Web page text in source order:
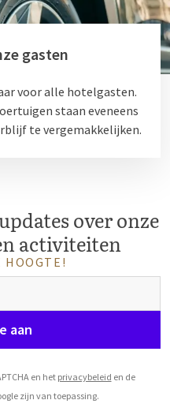
gasten
voor alle hotelgasten.
staan eveneens
te vergemakkelijken.
over onze
activiteiten
HOOGTE!
aan
en hetprivacybeleid en de
zijn van toepassing.